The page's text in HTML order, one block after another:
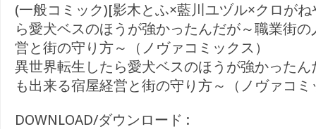
(一般コミック)[影木とふ×藍川ユヅル×クロが
ら愛犬ベスのほうが強かったんだが～職業街
営と街の守り方～（ノヴァコミックス）
異世界転生したら愛犬ベスのほうが強かった
も出来る宿屋経営と街の守り方～（ノヴァコミ
DOWNLOAD/ダウンロード :